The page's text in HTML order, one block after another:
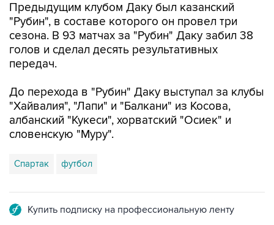
Предыдущим клубом Даку был казанский
"Рубин", в составе которого он провел три
сезона. В 93 матчах за "Рубин" Даку забил 38
голов и сделал десять результативных
передач.
До перехода в "Рубин" Даку выступал за клубы
"Хайвалия", "Лапи" и "Балкани" из Косова,
албанский "Кукеси", хорватский "Осиек" и
словенскую "Муру".
Спартак футбол
Купить подписку на профессиональную ленту